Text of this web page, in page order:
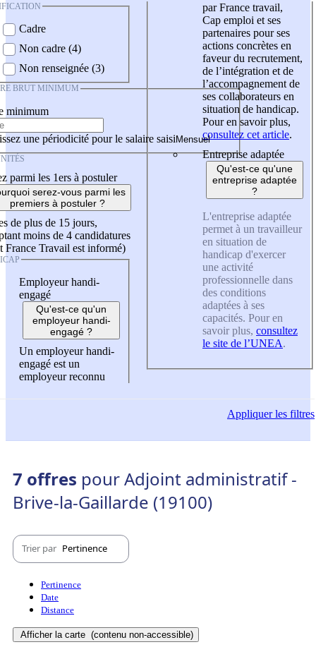
Cadre
Non cadre (4)
Non renseignée (3)
BRUT MINIMUM
minimum
une périodicité pour le salaire saisi
parmi les 1ers à postuler
serez-vous parmi les
premiers à postuler ?
de plus de 15 jours,
moins de 4 candidatures
France Travail est informé)
Employeur handi-
engagé
Qu'est-ce qu'un
employeur handi-
engagé ?
Un employeur handi-
engagé est un
employeur reconnu
par France travail,
Cap emploi et ses
partenaires pour ses
actions concrètes en
faveur du recrutement,
de l’intégration et de
l’accompagnement de
ses collaborateurs en
situation de handicap.
Pour en savoir plus,
consultez cet article.
Entreprise adaptée
Qu'est-ce qu'une
entreprise adaptée
?
L'entreprise adaptée
permet à un travailleur
en situation de
handicap d'exercer
une activité
professionnelle dans
des conditions
adaptées à ses
capacités. Pour en
savoir plus, consultez
le site de l’UNEA.
Appliquerles filtres
7 offres pour Adjoint administratif -
Brive-la-Gaillarde (19100)
Trier par Pertinence
Pertinence
Date
Distance
Afficher la carte (contenu non-accessible)